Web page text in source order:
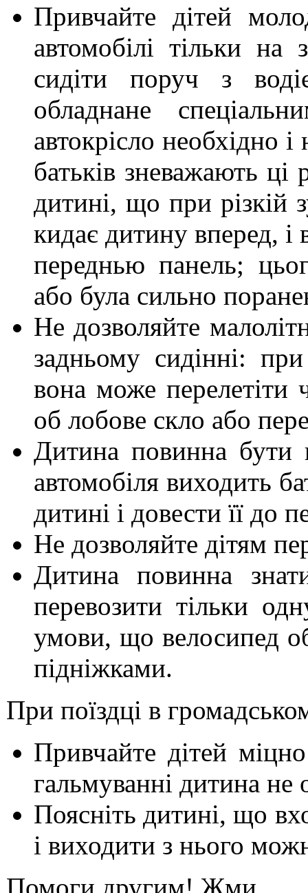
Привчайте дітей
автомобілі тільки на
сидіти поруч з
обладнане
автокрісло необхідно
батьків зневажають ці
дитині, що при різкій
кидає дитину вперед, і
переднью панель;
або була сильно
Не дозволяйте
задньому сидінні:
вона може перелетіти
об лобове скло або
Дитина повинна
автомобіля виходить
дитині і довести її до
Не дозволяйте дітям
Дитина повинна
перевозити тільки
умови, що велосипед
підніжками.
При поїздці в
Привчайте дітей
гальмуванні дитина не
Поясніть дитині, що
і виходити з нього
Помоги другим! Жми